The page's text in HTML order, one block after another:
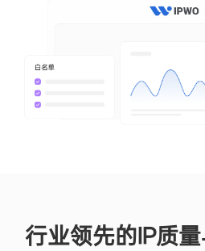
行业领先的IP质